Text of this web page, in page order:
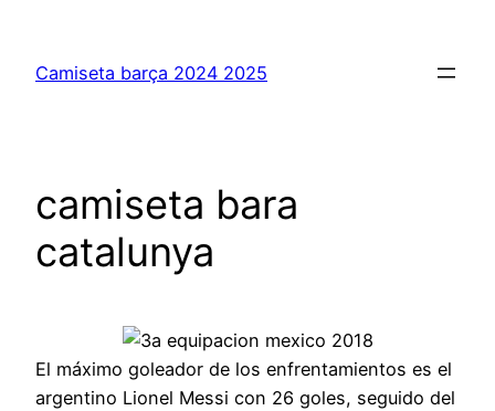
contenido
Camiseta barça 2024 2025
camiseta bara
catalunya
El máximo goleador de los enfrentamientos es el
argentino Lionel Messi con 26 goles, seguido del